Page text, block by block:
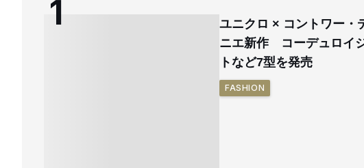
ユニクロ × コントワー・
ニエ新作 コーデュロイ
トなど7型を発売
FASHION